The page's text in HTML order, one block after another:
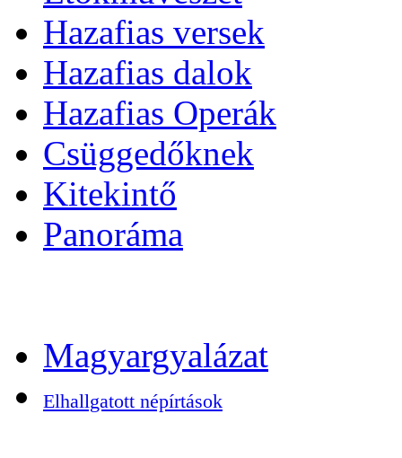
Hazafias versek
Hazafias dalok
Hazafias Operák
Csüggedőknek
Kitekintő
Panoráma
Magyargyalázat
Elhallgatott népírtások